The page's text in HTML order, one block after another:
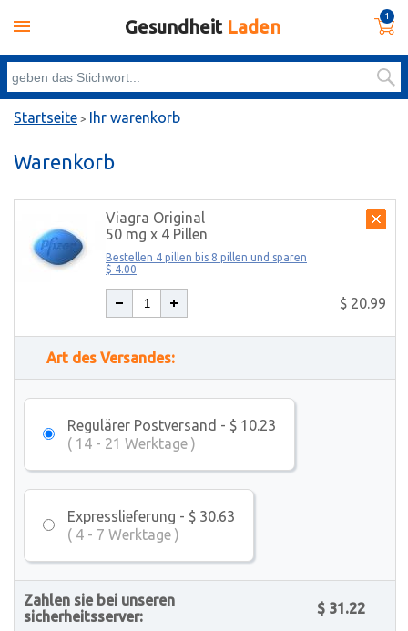
Gesundheit Laden
1
Startseite > Ihr warenkorb
Warenkorb
Viagra Original
50 mg x 4 Pillen
Bestellen 4 pillen bis 8 pillen und sparen
$ 4.00
$ 20.99
Art des Versandes:
Regulärer Postversand - $ 10.23
( 14 - 21 Werktage )
Expresslieferung - $ 30.63
( 4 - 7 Werktage )
Zahlen sie bei unseren
sicherheitsserver:
$ 31.22